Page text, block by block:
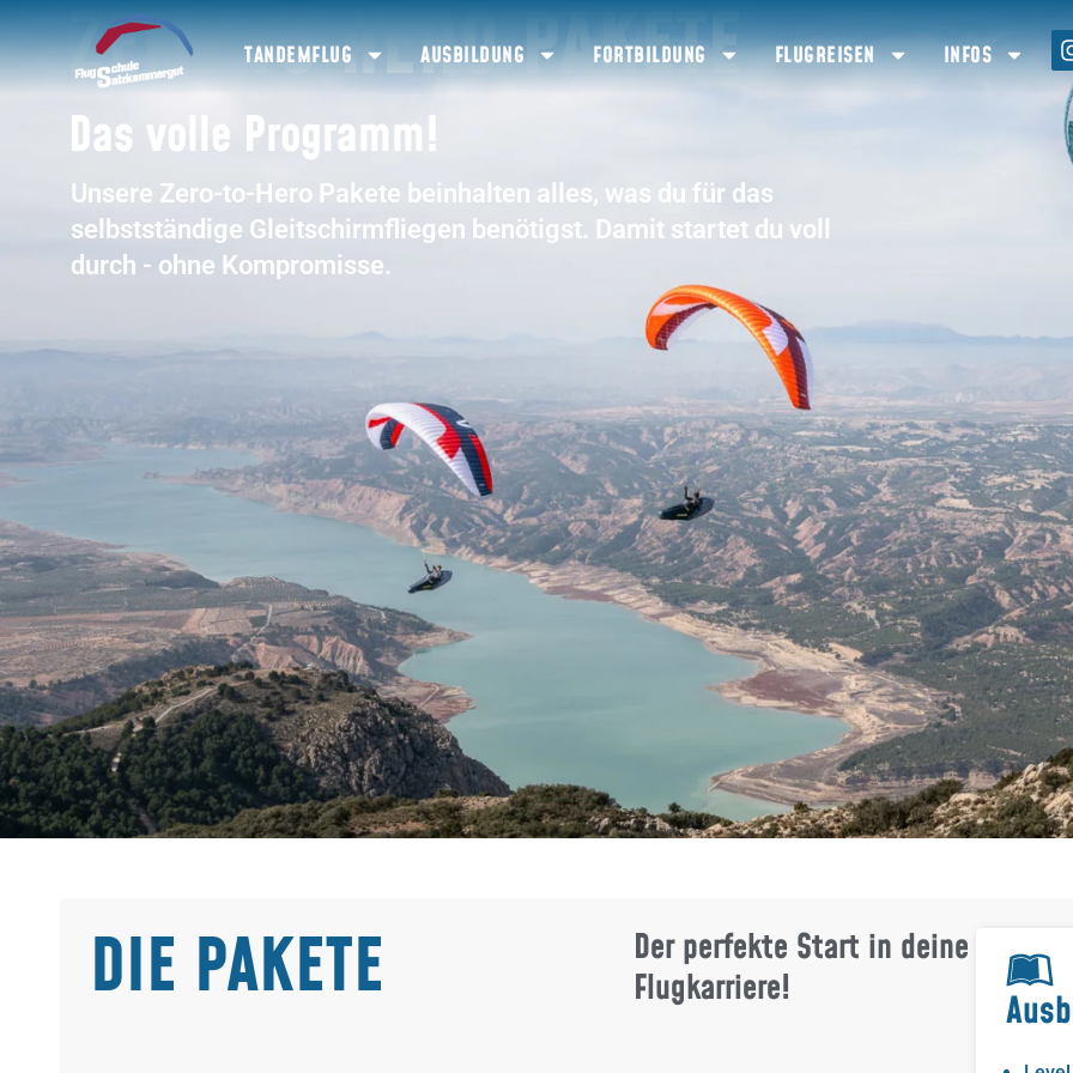
TANDEMFLUG AUSBILDUNG FORTBILDUNG FLUGREISEN INFOS
ZERO TO HERO PAKETE
Das volle Programm!
Unsere Zero-to-Hero Pakete beinhalten alles, was du für das
selbstständige Gleitschirmfliegen benötigst. Damit startet du voll
durch - ohne Kompromisse.
DIE PAKETE
Der perfekte Start in deine
Flugkarriere!